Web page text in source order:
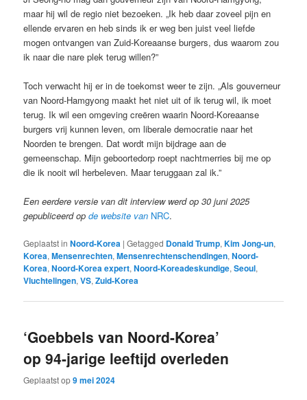
maar hij wil de regio niet bezoeken. „Ik heb daar zoveel pijn en
ellende ervaren en heb sinds ik er weg ben juist veel liefde
mogen ontvangen van Zuid-Koreaanse burgers, dus waarom zou
ik naar die nare plek terug willen?”
Toch verwacht hij er in de toekomst weer te zijn. „Als gouverneur
van Noord-Hamgyong maakt het niet uit of ik terug wil, ik moet
terug. Ik wil een omgeving creëren waarin Noord-Koreaanse
burgers vrij kunnen leven, om liberale democratie naar het
Noorden te brengen. Dat wordt mijn bijdrage aan de
gemeenschap. Mijn geboortedorp roept nachtmerries bij me op
die ik nooit wil herbeleven. Maar teruggaan zal ik.”
Een eerdere versie van dit interview werd op 30 juni 2025
gepubliceerd opde website van NRC.
Geplaatst in Noord-Korea |Getagged Donald Trump,Kim Jong-un,
Korea,Mensenrechten,Mensenrechtenschendingen,Noord-
Korea,Noord-Korea expert,Noord-Koreadeskundige,Seoul,
Vluchtelingen,VS,Zuid-Korea
‘Goebbels van Noord-Korea’
op 94-jarige leeftijd overleden
Geplaatst op9 mei 2024